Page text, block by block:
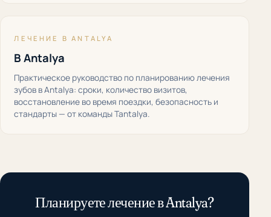
ЛЕЧЕНИЕ В ANTALYA
В Antalya
Практическое руководство по планированию лечения
зубов в Antalya: сроки, количество визитов,
восстановление во время поездки, безопасность и
стандарты — от команды Tantalya.
Планируете лечение в Antalya?